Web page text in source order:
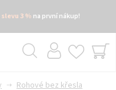
slevu 3 % na první nákup!
Rohové bez křesla